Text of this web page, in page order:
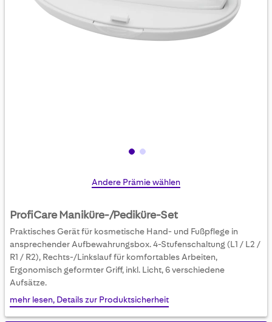
Skip
the
beginning
of
the
images
gallery
Andere Prämie wählen
ProfiCare Maniküre-/Pediküre-Set
Praktisches Gerät für kosmetische Hand- und Fußpflege in
ansprechender Aufbewahrungsbox. 4-Stufenschaltung (L1 / L2 /
R1 / R2), Rechts-/Linkslauf für komfortables Arbeiten,
Ergonomisch geformter Griff, inkl. Licht, 6 verschiedene
Aufsätze.
mehr lesen, Details zur Produktsicherheit